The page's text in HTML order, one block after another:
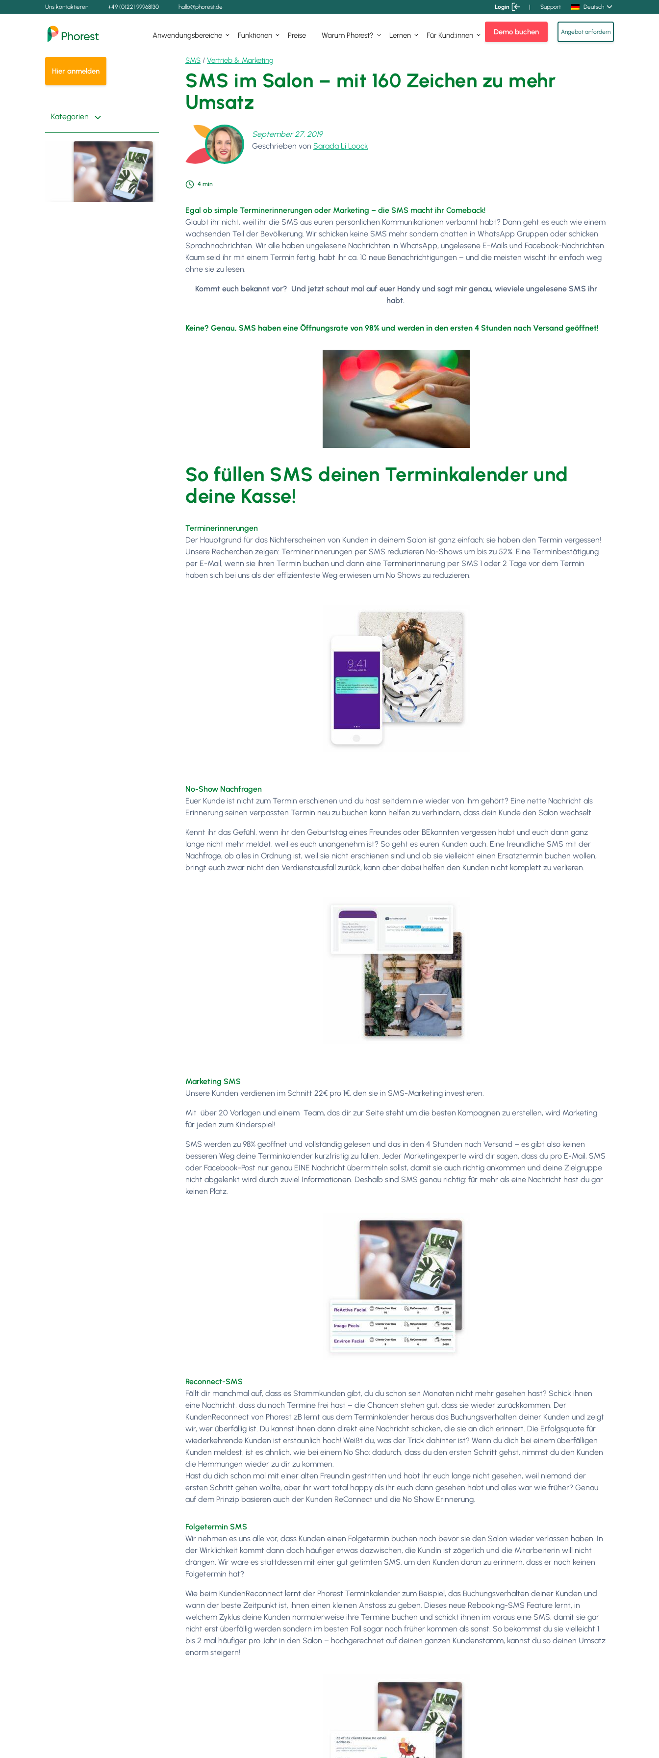
Uns kontaktieren +49 (0)221 99968130 hallo@phorest.de Login | Support Deutsch
Anwendungsbereiche Funktionen Preise Warum Phorest? Lernen Für Kund:innen Demo buchen Angebot anfordern
Hier anmelden
Kategorien
SMS / Vertrieb & Marketing
SMS im Salon – mit 160 Zeichen zu mehr
Umsatz
September 27, 2019
Geschrieben von Sarada Li Loock
4 min
Egal ob simple Terminerinnerungen oder Marketing – die SMS macht ihr Comeback!
Glaubt ihr nicht, weil ihr die SMS aus euren persönlichen Kommunikationen verbannt habt? Dann geht es euch wie einem
wachsenden Teil der Bevölkerung. Wir schicken keine SMS mehr sondern chatten in WhatsApp Gruppen oder schicken
Sprachnachrichten. Wir alle haben ungelesene Nachrichten in WhatsApp, ungelesene E-Mails und Facebook-Nachrichten.
Kaum seid ihr mit einem Termin fertig, habt ihr ca. 10 neue Benachrichtigungen – und die meisten wischt ihr einfach weg
ohne sie zu lesen.
Kommt euch bekannt vor? Und jetzt schaut mal auf euer Handy und sagt mir genau, wieviele ungelesene SMS ihr
habt.
Keine? Genau, SMS haben eine Öffnungsrate von 98% und werden in den ersten 4 Stunden nach Versand geöffnet!
So füllen SMS deinen Terminkalender und
deine Kasse!
Terminerinnerungen
Der Hauptgrund für das Nichterscheinen von Kunden in deinem Salon ist ganz einfach: sie haben den Termin vergessen!
Unsere Recherchen zeigen: Terminerinnerungen per SMS reduzieren No-Shows um bis zu 52%. Eine Terminbestätigung
per E-Mail, wenn sie ihren Termin buchen und dann eine Terminerinnerung per SMS 1 oder 2 Tage vor dem Termin
haben sich bei uns als der effizienteste Weg erwiesen um No Shows zu reduzieren.
No-Show Nachfragen
Euer Kunde ist nicht zum Termin erschienen und du hast seitdem nie wieder von ihm gehört? Eine nette Nachricht als
Erinnerung seinen verpassten Termin neu zu buchen kann helfen zu verhindern, dass dein Kunde den Salon wechselt.
Kennt ihr das Gefühl, wenn ihr den Geburtstag eines Freundes oder BEkannten vergessen habt und euch dann ganz
lange nicht mehr meldet, weil es euch unangenehm ist? So geht es euren Kunden auch. Eine freundliche SMS mit der
Nachfrage, ob alles in Ordnung ist, weil sie nicht erschienen sind und ob sie vielleicht einen Ersatztermin buchen wollen,
bringt euch zwar nicht den Verdienstausfall zurück, kann aber dabei helfen den Kunden nicht komplett zu verlieren.
Marketing SMS
Unsere Kunden verdienen im Schnitt 22€ pro 1€, den sie in SMS-Marketing investieren.
Mit über 20 Vorlagen und einem Team, das dir zur Seite steht um die besten Kampagnen zu erstellen, wird Marketing
für jeden zum Kinderspiel!
SMS werden zu 98% geöffnet und vollständig gelesen und das in den 4 Stunden nach Versand – es gibt also keinen
besseren Weg deine Terminkalender kurzfristig zu füllen. Jeder Marketingexperte wird dir sagen, dass du pro E-Mail, SMS
oder Facebook-Post nur genau EINE Nachricht übermitteln sollst, damit sie auch richtig ankommen und deine Zielgruppe
nicht abgelenkt wird durch zuviel Informationen. Deshalb sind SMS genau richtig: für mehr als eine Nachricht hast du gar
keinen Platz.
Reconnect-SMS
Fällt dir manchmal auf, dass es Stammkunden gibt, du du schon seit Monaten nicht mehr gesehen hast? Schick ihnen
eine Nachricht, dass du noch Termine frei hast – die Chancen stehen gut, dass sie wieder zurückkommen. Der
KundenReconnect von Phorest zB lernt aus dem Terminkalender heraus das Buchungsverhalten deiner Kunden und zeigt
wir, wer überfällig ist. Du kannst ihnen dann direkt eine Nachricht schicken, die sie an dich erinnert. Die Erfolgsquote für
wiederkehrende Kunden ist erstaunlich hoch! Weißt du, was der Trick dahinter ist? Wenn du dich bei einem überfälligen
Kunden meldest, ist es ähnlich, wie bei einem No Sho: dadurch, dass du den ersten Schritt gehst, nimmst du den Kunden
die Hemmungen wieder zu dir zu kommen.
Hast du dich schon mal mit einer alten Freundin gestritten und habt ihr euch lange nicht gesehen, weil niemand der
ersten Schritt gehen wollte, aber ihr wart total happy als ihr euch dann gesehen habt und alles war wie früher? Genau
auf dem Prinzip basieren auch der Kunden ReConnect und die No Show Erinnerung.
Folgetermin SMS
Wir nehmen es uns alle vor, dass Kunden einen Folgetermin buchen noch bevor sie den Salon wieder verlassen haben. In
der Wirklichkeit kommt dann doch häufiger etwas dazwischen, die Kundin ist zögerlich und die Mitarbeiterin will nicht
drängen. Wir wäre es stattdessen mit einer gut getimten SMS, um den Kunden daran zu erinnern, dass er noch keinen
Folgetermin hat?
Wie beim KundenReconnect lernt der Phorest Terminkalender zum Beispiel, das Buchungsverhalten deiner Kunden und
wann der beste Zeitpunkt ist, ihnen einen kleinen Anstoss zu geben. Dieses neue Rebooking-SMS Feature lernt, in
welchem Zyklus deine Kunden normalerweise ihre Termine buchen und schickt ihnen im voraus eine SMS, damit sie gar
nicht erst überfällig werden sondern im besten Fall sogar noch früher kommen als sonst. So bekommst du sie vielleicht 1
bis 2 mal häufiger pro Jahr in den Salon – hochgerechnet auf deinen ganzen Kundenstamm, kannst du so deinen Umsatz
enorm steigern!